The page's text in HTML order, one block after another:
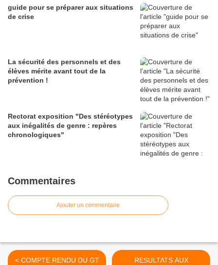
guide pour se préparer aux situations
de crise
La sécurité des personnels et des
élèves mérite avant tout de la
prévention !
Rectorat exposition "Des stéréotypes
aux inégalités de genre : repères
chronologiques"
Commentaires
Ajouter un commentaire
< COMPTE RENDU DU GT
RESULTATS AUX